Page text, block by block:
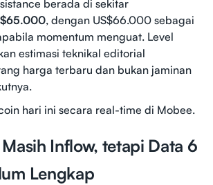
berada di sekitar
, dengan US$66.000 sebagai
momentum menguat. Level
estimasi teknikal editorial
harga terbaru dan bukan jaminan
hari ini secara real-time di Mobee.
Inflow, tetapi Data 6
Lengkap